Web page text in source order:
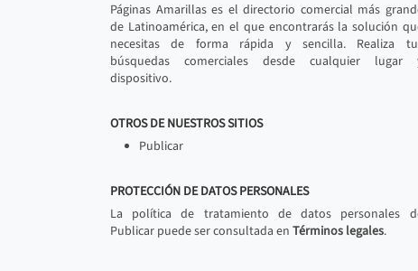
Páginas Amarillas es el directorio comercial más
de Latinoamérica, en el que encontrarás la solución
necesitas de forma rápida y sencilla. Realiza
búsquedas comerciales desde cualquier lugar
dispositivo.
OTROS DE NUESTROS SITIOS
Publicar
PROTECCIÓN DE DATOS PERSONALES
La política de tratamiento de datos personales
Publicar puede ser consultada en Términos legales.